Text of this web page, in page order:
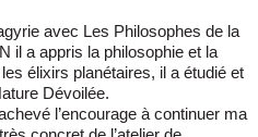
avec Les Philosophes de la
il a appris la philosophie et la
élixirs planétaires, il a étudié et
Dévoilée.
l’encourage à continuer ma